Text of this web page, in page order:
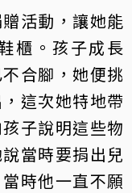
活動，讓她能
櫃。孩子成長
合腳，她便挑
這次她特地帶
子說明這些物
當時要捐出兒
時他一直不願